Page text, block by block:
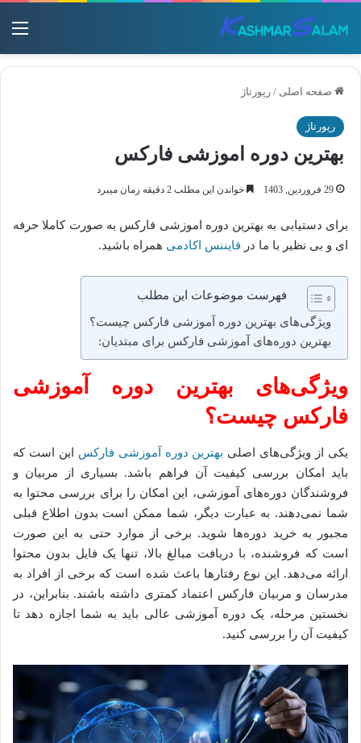
صفحه اصلی / رپورتاژ
رپورتاژ
بهترین دوره اموزشی فارکس
29 فروردین, 1403 خواندن این مطلب 2 دقیقه زمان میبرد
برای دستیابی به بهترین دوره اموزشی فارکس به صورت کاملا حرفه
ای و بی نظیر با ما در فایننس اکادمی همراه باشید.
فهرست موضوعات این مطلب
ویژگی‌های بهترین دوره آموزشی فارکس چیست؟
بهترین دوره‌های آموزشی فارکس برای مبتدیان:
ویژگی‌های بهترین دوره آموزشی
فارکس چیست؟
یکی از ویژگی‌های اصلی بهترین دوره آموزشی فارکس این است که
باید امکان بررسی کیفیت آن فراهم باشد. بسیاری از مربیان و
فروشندگان دوره‌های آموزشی، این امکان را برای بررسی محتوا به
شما نمی‌دهند. به عبارت دیگر، شما ممکن است بدون اطلاع قبلی
مجبور به خرید دوره‌ها شوید. برخی از موارد حتی به این صورت
است که فروشنده، با دریافت مبالغ بالا، تنها یک فایل بدون محتوا
ارائه می‌دهد. این نوع رفتارها باعث شده است که برخی از افراد به
مدرسان و مربیان فارکس اعتماد کمتری داشته باشند. بنابراین، در
نخستین مرحله، یک دوره آموزشی عالی باید به شما اجازه دهد تا
کیفیت آن را بررسی کنید.